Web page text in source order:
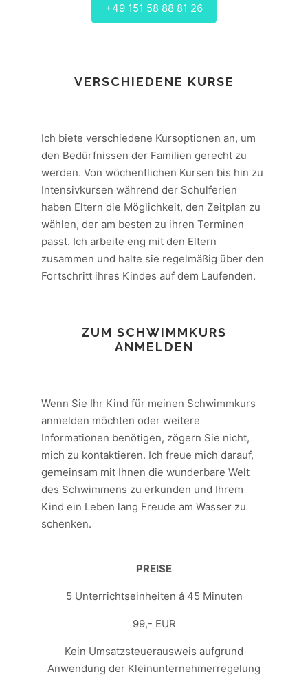
+49 151 58 88 81 26
VERSCHIEDENE KURSE
Ich biete verschiedene Kursoptionen an, um
den Bedürfnissen der Familien gerecht zu
werden. Von wöchentlichen Kursen bis hin zu
Intensivkursen während der Schulferien
haben Eltern die Möglichkeit, den Zeitplan zu
wählen, der am besten zu ihren Terminen
passt. Ich arbeite eng mit den Eltern
zusammen und halte sie regelmäßig über den
Fortschritt ihres Kindes auf dem Laufenden.
ZUM SCHWIMMKURS
ANMELDEN
Wenn Sie Ihr Kind für meinen Schwimmkurs
anmelden möchten oder weitere
Informationen benötigen, zögern Sie nicht,
mich zu kontaktieren. Ich freue mich darauf,
gemeinsam mit Ihnen die wunderbare Welt
des Schwimmens zu erkunden und Ihrem
Kind ein Leben lang Freude am Wasser zu
schenken.
PREISE
5 Unterrichtseinheiten á 45 Minuten
99,- EUR
Kein Umsatzsteuerausweis aufgrund
Anwendung der Kleinunternehmerregelung